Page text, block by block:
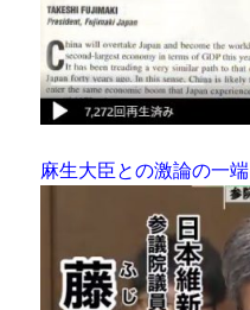
麻生大臣との激論の一端